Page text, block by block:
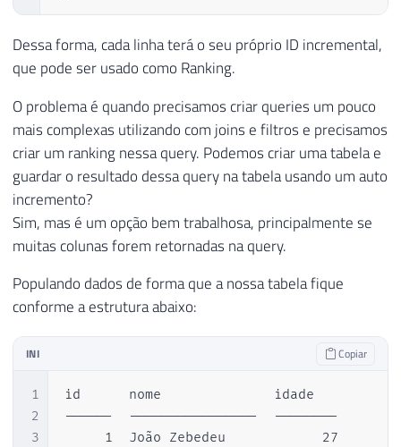
Dessa forma, cada linha terá o seu próprio ID incremental,
que pode ser usado como Ranking.
O problema é quando precisamos criar queries um pouco
mais complexas utilizando com joins e filtros e precisamos
criar um ranking nessa query. Podemos criar uma tabela e
guardar o resultado dessa query na tabela usando um auto
incremento?
Sim, mas é um opção bem trabalhosa, principalmente se
muitas colunas forem retornadas na query.
Populando dados de forma que a nossa tabela fique
conforme a estrutura abaixo:
INI Copiar
1
2
3
id      nome              idade
------  ----------------  --------
     1  João Zebedeu            27